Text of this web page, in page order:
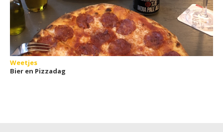
Weetjes
Bier en Pizzadag